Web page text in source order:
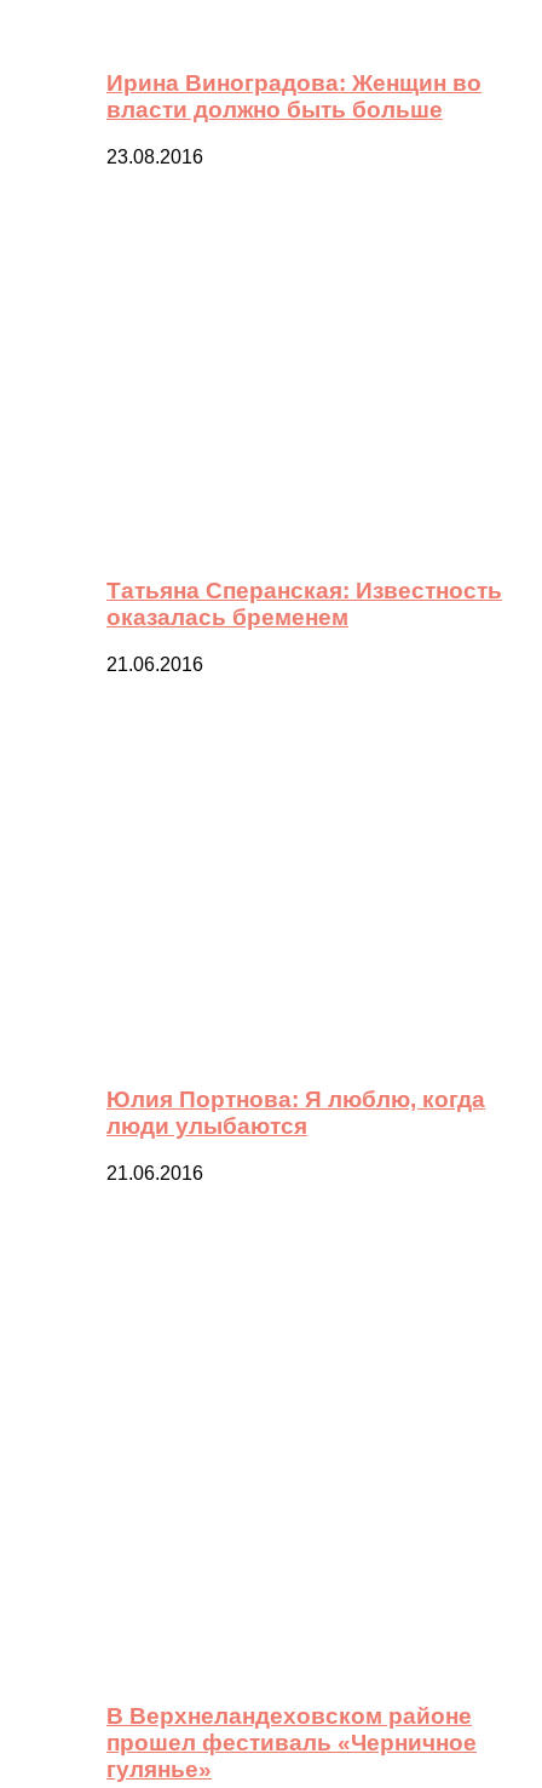
Ирина Виноградова: Женщин во
власти должно быть больше
23.08.2016
Татьяна Сперанская: Известность
оказалась бременем
21.06.2016
Юлия Портнова: Я люблю, когда
люди улыбаются
21.06.2016
В Верхнеландеховском районе
прошел фестиваль «Черничное
гулянье»